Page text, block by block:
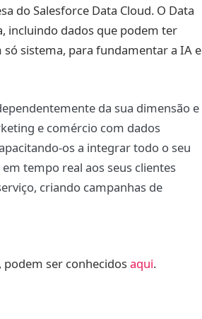
do Salesforce Data Cloud. O Data
incluindo dados que podem ter
sistema, para fundamentar a IA e
da sua dimensão e
e comércio com dados
os a integrar todo o seu
tempo real aos seus clientes
criando campanhas de
podem ser conhecidosaqui.